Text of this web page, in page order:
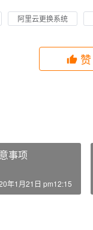
阿里云更换系统
赞
事项
年1月21日 pm12:15